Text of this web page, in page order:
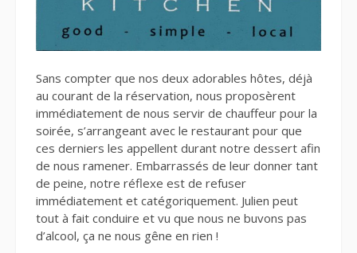
Sans compter que nos deux adorables hôtes, déjà
au courant de la réservation, nous proposèrent
immédiatement de nous servir de chauffeur pour la
soirée, s’arrangeant avec le restaurant pour que
ces derniers les appellent durant notre dessert afin
de nous ramener. Embarrassés de leur donner tant
de peine, notre réflexe est de refuser
immédiatement et catégoriquement. Julien peut
tout à fait conduire et vu que nous ne buvons pas
d’alcool, ça ne nous gêne en rien !